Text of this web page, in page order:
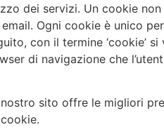
dei servizi. Un cookie
Ogni cookie è unico
con il termine ‘cookie’
di navigazione che
sito offre le migliori